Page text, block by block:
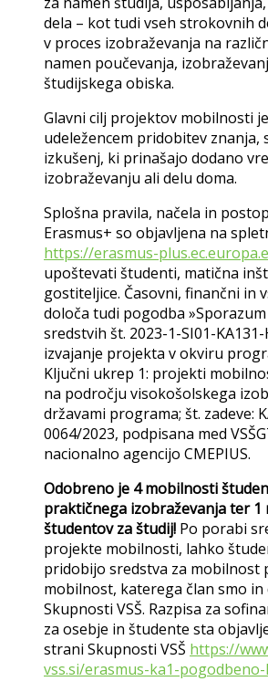
dela – kot tudi vseh strokovnih
v proces izobraževanja na
namen poučevanja,
študijskega obiska.
Glavni cilj projektov mobilnosti
udeležencem pridobitev znanja,
izkušenj, ki prinašajo dodano
izobraževanju ali delu doma.
Splošna pravila, načela in
Erasmus+ so objavljena na
https://erasmus-
upoštevati študenti, matična
gostiteljice. Časovni, finančni in
določa tudi pogodba
sredstvih št. 2023-1-SI01-
izvajanje projekta v okviru
Ključni ukrep 1: projekti
na področju visokošolskega
državami programa; št. zadeve:
0064/2023, podpisana med
nacionalno agencijo CMEPIUS.
Odobreno je 4 mobilnosti
praktičnega izobraževanja ter 1
študentov za študij! Po porabi
projekte mobilnosti, lahko
pridobijo sredstva za mobilnost
mobilnost, katerega član smo
Skupnosti VSŠ. Razpisa za
za osebje in študente sta
strani Skupnosti VSŠ https://
vss.si/erasmus-ka1-